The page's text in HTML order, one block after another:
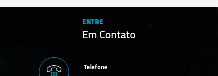
ENTRE
Em Contato
Telefone